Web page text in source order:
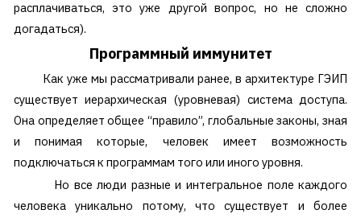
расплачиваться, это уже другой вопрос, но не сложно
догадаться).
Программный иммунитет
Как уже мы рассматривали ранее, в архитектуре ГЭИП
существует иерархическая (уровневая) система доступа.
Она определяет общее “правило”, глобальные законы, зная
и понимая которые, человек имеет возможность
подключаться к программам того или иного уровня.
Но все люди разные и интегральное поле каждого
человека уникально потому, что существует и более